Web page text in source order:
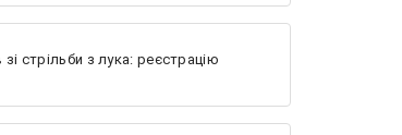
зі стрільби з лука: реєстрацію